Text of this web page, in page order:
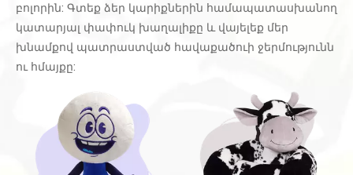
բոլորին: Գտեք ձեր կարիքներին համապատասխանող
կատարյալ փափուկ խաղալիքը և վայելեք մեր
խնամքով պատրաստված հավաքածուի ջերմությունն
ու հմայքը: